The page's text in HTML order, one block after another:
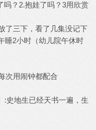
吗？2.抱娃了吗？3用欣赏
了三下，看了几集没记下
睡2小时（幼儿院午休时
次用闹钟都配合
:史地生已经天书一遍，生